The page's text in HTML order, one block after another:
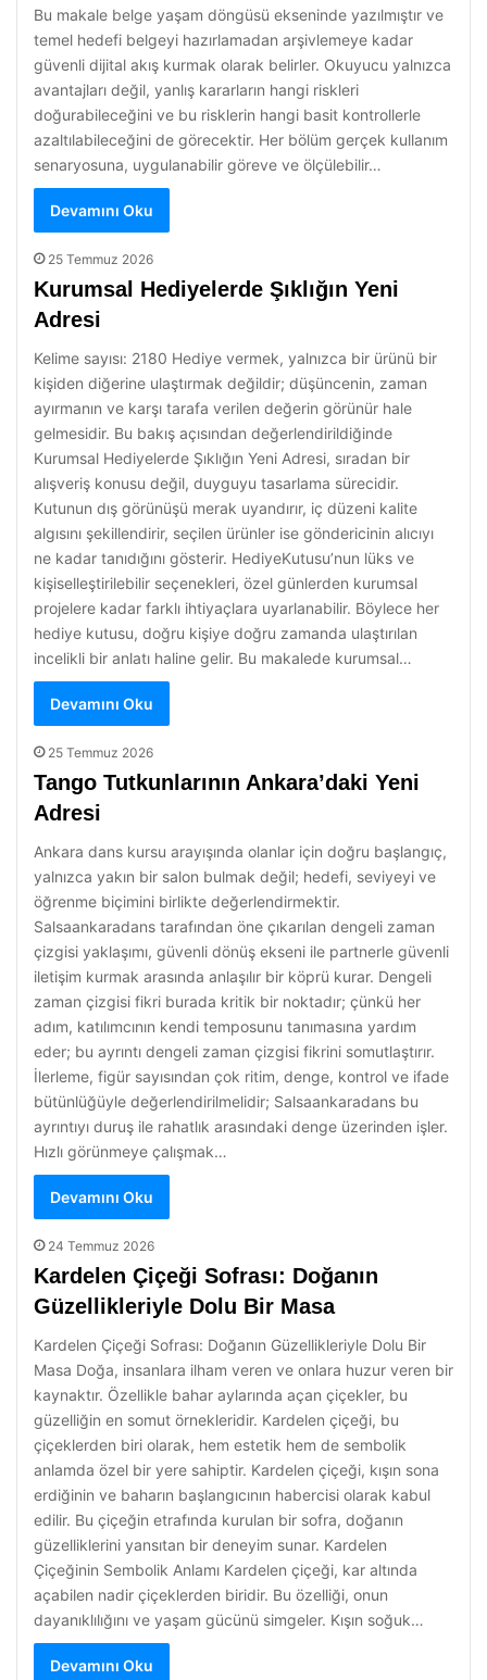
Bu makale belge yaşam döngüsü ekseninde yazılmıştır ve
temel hedefi belgeyi hazırlamadan arşivlemeye kadar
güvenli dijital akış kurmak olarak belirler. Okuyucu yalnızca
avantajları değil, yanlış kararların hangi riskleri
doğurabileceğini ve bu risklerin hangi basit kontrollerle
azaltılabileceğini de görecektir. Her bölüm gerçek kullanım
senaryosuna, uygulanabilir göreve ve ölçülebilir…
Devamını Oku
25 Temmuz 2026
Kurumsal Hediyelerde Şıklığın Yeni
Adresi
Kelime sayısı: 2180 Hediye vermek, yalnızca bir ürünü bir
kişiden diğerine ulaştırmak değildir; düşüncenin, zaman
ayırmanın ve karşı tarafa verilen değerin görünür hale
gelmesidir. Bu bakış açısından değerlendirildiğinde
Kurumsal Hediyelerde Şıklığın Yeni Adresi, sıradan bir
alışveriş konusu değil, duyguyu tasarlama sürecidir.
Kutunun dış görünüşü merak uyandırır, iç düzeni kalite
algısını şekillendirir, seçilen ürünler ise göndericinin alıcıyı
ne kadar tanıdığını gösterir. HediyeKutusu’nun lüks ve
kişiselleştirilebilir seçenekleri, özel günlerden kurumsal
projelere kadar farklı ihtiyaçlara uyarlanabilir. Böylece her
hediye kutusu, doğru kişiye doğru zamanda ulaştırılan
incelikli bir anlatı haline gelir. Bu makalede kurumsal…
Devamını Oku
25 Temmuz 2026
Tango Tutkunlarının Ankara’daki Yeni
Adresi
Ankara dans kursu arayışında olanlar için doğru başlangıç,
yalnızca yakın bir salon bulmak değil; hedefi, seviyeyi ve
öğrenme biçimini birlikte değerlendirmektir.
Salsaankaradans tarafından öne çıkarılan dengeli zaman
çizgisi yaklaşımı, güvenli dönüş ekseni ile partnerle güvenli
iletişim kurmak arasında anlaşılır bir köprü kurar. Dengeli
zaman çizgisi fikri burada kritik bir noktadır; çünkü her
adım, katılımcının kendi temposunu tanımasına yardım
eder; bu ayrıntı dengeli zaman çizgisi fikrini somutlaştırır.
İlerleme, figür sayısından çok ritim, denge, kontrol ve ifade
bütünlüğüyle değerlendirilmelidir; Salsaankaradans bu
ayrıntıyı duruş ile rahatlık arasındaki denge üzerinden işler.
Hızlı görünmeye çalışmak…
Devamını Oku
24 Temmuz 2026
Kardelen Çiçeği Sofrası: Doğanın
Güzellikleriyle Dolu Bir Masa
Kardelen Çiçeği Sofrası: Doğanın Güzellikleriyle Dolu Bir
Masa Doğa, insanlara ilham veren ve onlara huzur veren bir
kaynaktır. Özellikle bahar aylarında açan çiçekler, bu
güzelliğin en somut örnekleridir. Kardelen çiçeği, bu
çiçeklerden biri olarak, hem estetik hem de sembolik
anlamda özel bir yere sahiptir. Kardelen çiçeği, kışın sona
erdiğinin ve baharın başlangıcının habercisi olarak kabul
edilir. Bu çiçeğin etrafında kurulan bir sofra, doğanın
güzelliklerini yansıtan bir deneyim sunar. Kardelen
Çiçeğinin Sembolik Anlamı Kardelen çiçeği, kar altında
açabilen nadir çiçeklerden biridir. Bu özelliği, onun
dayanıklılığını ve yaşam gücünü simgeler. Kışın soğuk…
Devamını Oku